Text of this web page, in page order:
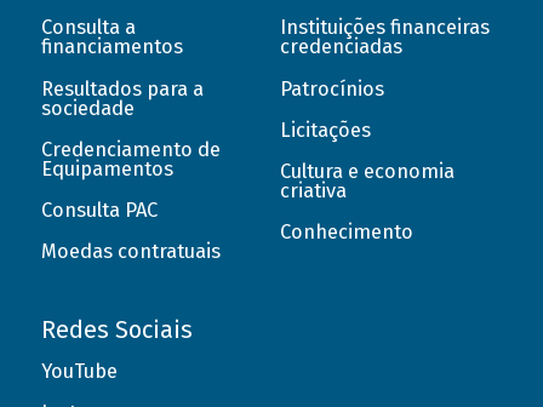
Consulta a
financiamentos
Resultados para a
sociedade
Credenciamento de
Equipamentos
Consulta PAC
Moedas contratuais
Instituições financeiras
credenciadas
Patrocínios
Licitações
Cultura e economia
criativa
Conhecimento
Redes Sociais
YouTube